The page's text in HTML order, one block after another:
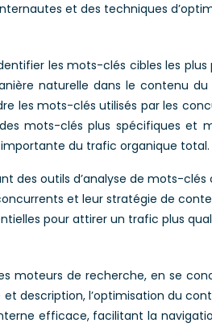
et des techniques
les mots-clés cibles les
naturelle dans le contenu
mots-clés utilisés par les
mots-clés plus spécifiques et
du trafic organique total.
des outils d’analyse de mots-clés
et leur stratégie de
pour attirer un trafic plus
moteurs de recherche, en se
description, l’optimisation du
efficace, facilitant la